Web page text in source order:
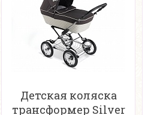
Детская коляска
трансформер Silver